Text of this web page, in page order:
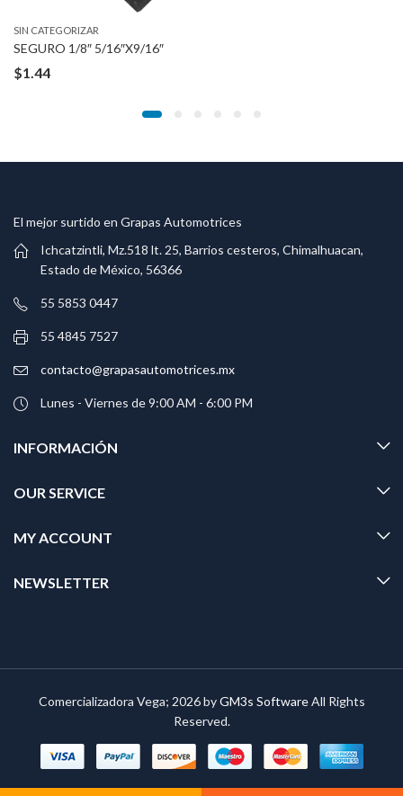
SIN CATEGORIZAR
SEGURO 1/8″ 5/16″X9/16″
$1.44
El mejor surtido en Grapas Automotrices
Ichcatzintli, Mz.518 lt. 25, Barrios cesteros, Chimalhuacan,
Estado de México, 56366
55 5853 0447
55 4845 7527
contacto@grapasautomotrices.mx
Lunes - Viernes de 9:00 AM - 6:00 PM
INFORMACIÓN
OUR SERVICE
MY ACCOUNT
NEWSLETTER
Comercializadora Vega; 2026 byGM3s SoftwareAll Rights
Reserved.